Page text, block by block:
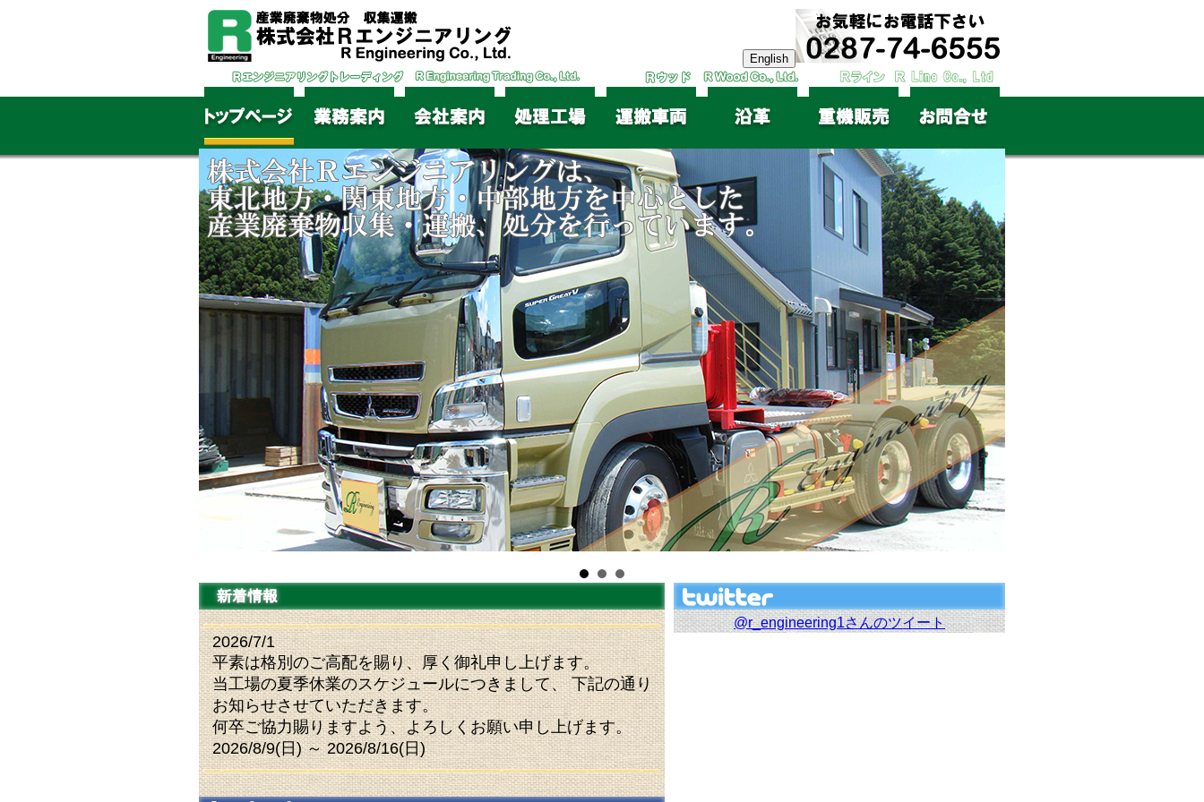
2026/7/1
平素は格別のご高配を賜り、厚く御礼申し上げます。
当工場の夏季休業のスケジュールにつきまして、 下記の通り
お知らせさせていただきます。
何卒ご協力賜りますよう、よろしくお願い申し上げます。
2026/8/9(日) ～ 2026/8/16(日)
@r_engineering1さんのツイート